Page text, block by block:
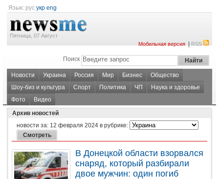
Язык: рус укр eng
Пятница, 07 Август
Мобильная версия|RSS
Поиск
Новости Украина Россия Мир Бизнес
Общество
Шоу-биз и культура
Спорт Политика ЧП
Наука и здоровье
Фото
Видео
Архив новостей
новости за: 12 февраля 2024 в рубрике:
В Донецкой области взорвался
снаряд, который разбирали
двое мужчин: один погиб